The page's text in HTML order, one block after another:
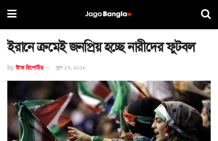
ইরানে ক্রমেই জনপ্রিয় হচ্ছে নারীদের ফুটবল
by স্টাফ রিপোর্টার জুন ১৭, ২০১৮